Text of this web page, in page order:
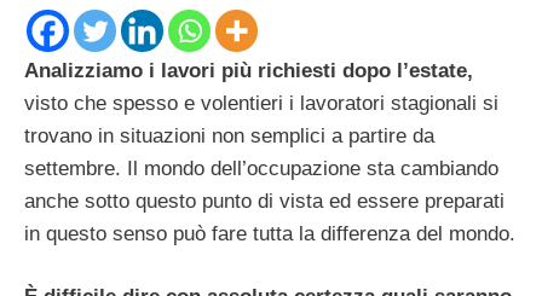
Analizziamo i lavori più richiesti dopo l’estate,
visto che spesso e volentieri i lavoratori stagionali si
trovano in situazioni non semplici a partire da
settembre. Il mondo dell’occupazione sta cambiando
anche sotto questo punto di vista ed essere preparati
in questo senso può fare tutta la differenza del mondo.